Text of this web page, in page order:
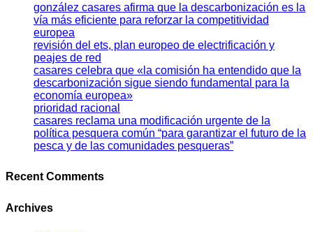
gonzález casares afirma que la descarbonización es la
vía más eficiente para reforzar la competitividad
europea
revisión del ets, plan europeo de electrificación y
peajes de red
casares celebra que «la comisión ha entendido que la
descarbonización sigue siendo fundamental para la
economía europea»
prioridad racional
casares reclama una modificación urgente de la
política pesquera común “para garantizar el futuro de la
pesca y de las comunidades pesqueras”
Recent Comments
Archives